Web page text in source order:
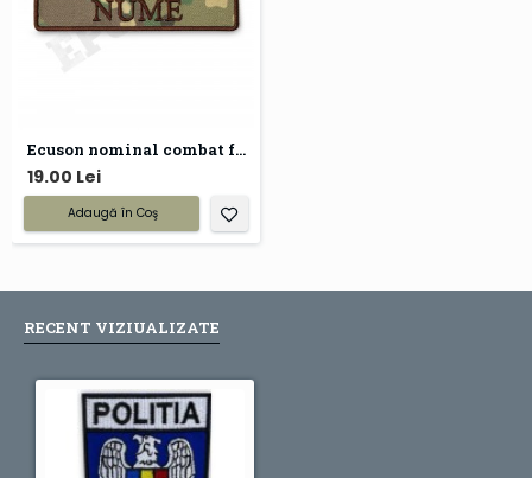
Ecuson nominal combat forte terestre
19.00 Lei
Adaugă în Coş
RECENT VIZIUALIZATE